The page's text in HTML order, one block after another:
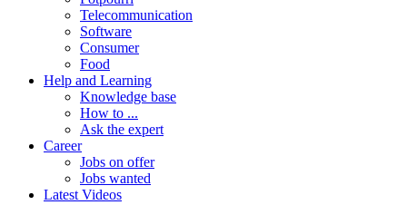
Telecommunication
Software
Consumer
Food
Help and Learning
Knowledge base
How to ...
Ask the expert
Career
Jobs on offer
Jobs wanted
Latest Videos